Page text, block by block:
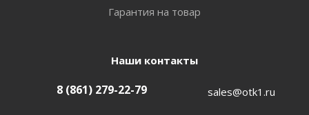
Гарантия на товар
Наши контакты
8 (861) 279-22-79 sales@otk1.ru